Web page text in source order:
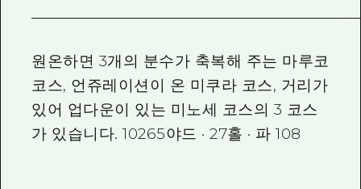
원온하면 3개의 분수가 축복해 주는 마루코
코스, 언쥬레이션이 온 미쿠라 코스, 거리가
있어 업다운이 있는 미노세 코스의 3 코스
가 있습니다. 10265야드 · 27홀 · 파 108